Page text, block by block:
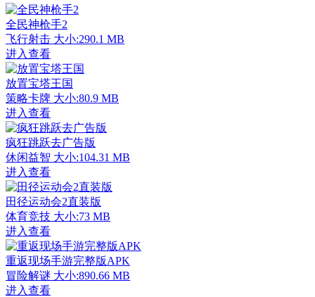
全民神枪手2
飞行射击 大小:290.1 MB
进入查看
放置宝塔王国
策略卡牌 大小:80.9 MB
进入查看
疯狂跳跃去广告版
休闲益智 大小:104.31 MB
进入查看
田径运动会2直装版
体育竞技 大小:73 MB
进入查看
重返现场手游完整版APK
冒险解谜 大小:890.66 MB
进入查看